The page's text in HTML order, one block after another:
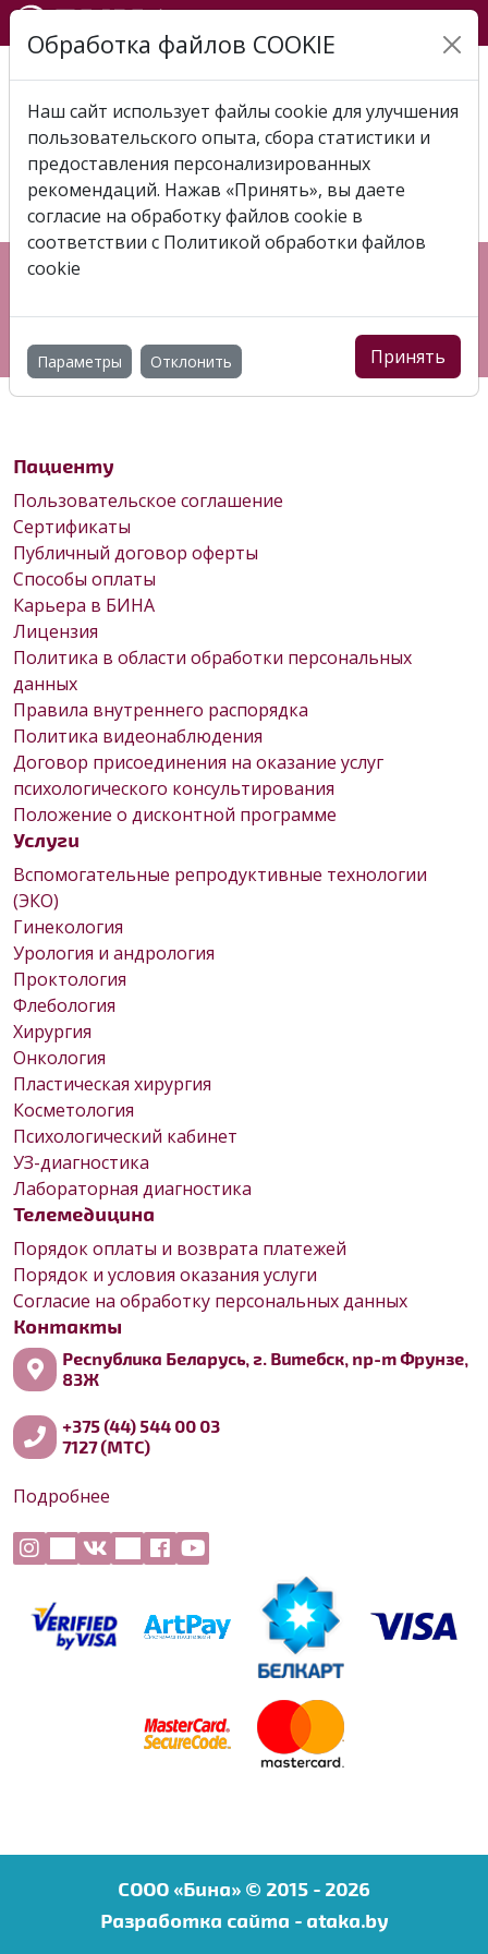
Главная Отзывы Отзыв 2020-05-26 Марина
ОТЗЫВ 2020-05-26
МАРИНА
Республика Беларусь, г. Витебск, пр-т Фрунзе, 83Ж
7127 (МТС)
info@binaclinic.by
Пациенту
Пользовательское соглашение
Сертификаты
Публичный договор оферты
Способы оплаты
Карьера в БИНА
Лицензия
Политика в области обработки персональных
данных
Правила внутреннего распорядка
Политика видеонаблюдения
Договор присоединения на оказание услуг
психологического консультирования
Положение о дисконтной программе
Услуги
Вспомогательные репродуктивные технологии
(ЭКО)
Гинекология
Урология и андрология
Проктология
Флебология
Хирургия
Онкология
Пластическая хирургия
Косметология
Психологический кабинет
УЗ-диагностика
Лабораторная диагностика
Телемедицина
Порядок оплаты и возврата платежей
Порядок и условия оказания услуги
Согласие на обработку персональных данных
Контакты
Республика Беларусь, г. Витебск, пр-т Фрунзе,
83Ж
+375 (44) 544 00 03
7127 (МТС)
Подробнее
COOO «Бина» © 2015 - 2026
Разработка сайта - ataka.by
Обработка файлов COOKIE
Наш сайт использует файлы cookie для улучшения
пользовательского опыта, сбора статистики и
предоставления персонализированных
рекомендаций. Нажав «Принять», вы даете
согласие на обработку файлов cookie в
соответствии с Политикой обработки файлов
cookie
Параметры Отклонить Принять